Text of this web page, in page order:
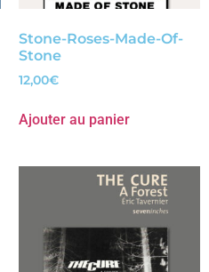
Stone-Roses-Made-Of-
Stone
12,00€
Ajouter au panier